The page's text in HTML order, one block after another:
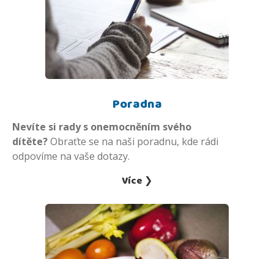
Poradna
Nevíte si rady s onemocněním svého
dítěte?Obraťte se na naši poradnu, kde rádi
odpovíme na vaše dotazy.
Více ❯